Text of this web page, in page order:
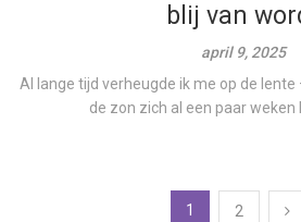
blij van
april 9, 2025
Al lange tijd verheugde ik me op de lente
de zon zich al een paar weken
1 2